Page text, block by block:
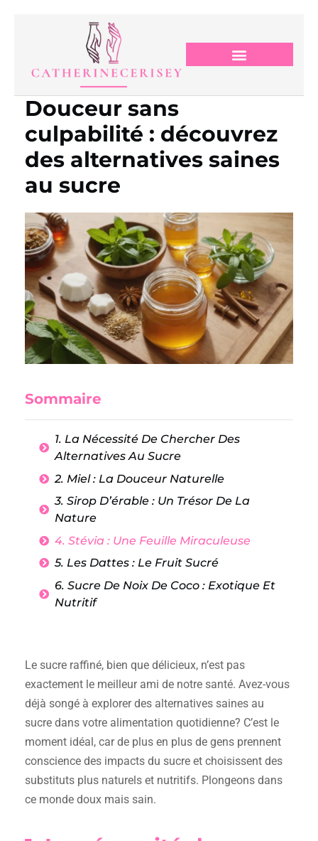
Douceur sans
culpabilité : découvrez
des alternatives saines
au sucre
Sommaire
1. La Nécessité De Chercher Des
Alternatives Au Sucre
2. Miel : La Douceur Naturelle
3. Sirop D’érable : Un Trésor De La
Nature
4. Stévia : Une Feuille Miraculeuse
5. Les Dattes : Le Fruit Sucré
6. Sucre De Noix De Coco : Exotique Et
Nutritif
Le sucre raffiné, bien que délicieux, n’est pas
exactement le meilleur ami de notre santé. Avez-vous
déjà songé à explorer des alternatives saines au
sucre dans votre alimentation quotidienne? C’est le
moment idéal, car de plus en plus de gens prennent
conscience des impacts du sucre et choisissent des
substituts plus naturels et nutritifs. Plongeons dans
ce monde doux mais sain.